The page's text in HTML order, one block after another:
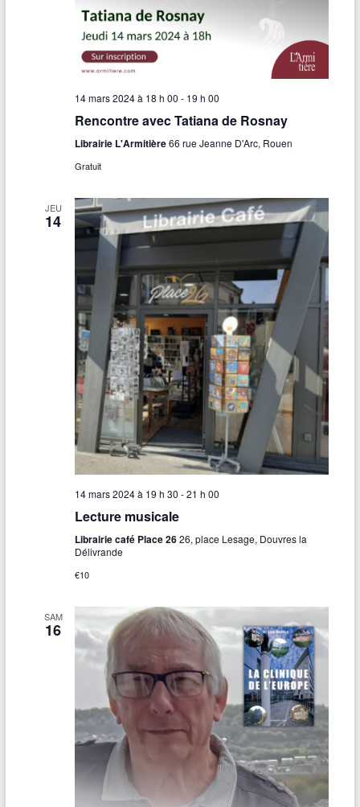
14 mars 2024 à 18 h 00 - 19 h 00
Rencontre avec Tatiana de Rosnay
Librairie L'Armitière66 rue Jeanne D'Arc, Rouen
Gratuit
JEU
14
14 mars 2024 à 19 h 30 -21 h 00
Lecture musicale
Librairie café Place 2626, place Lesage, Douvres la
Délivrande
€10
SAM
16